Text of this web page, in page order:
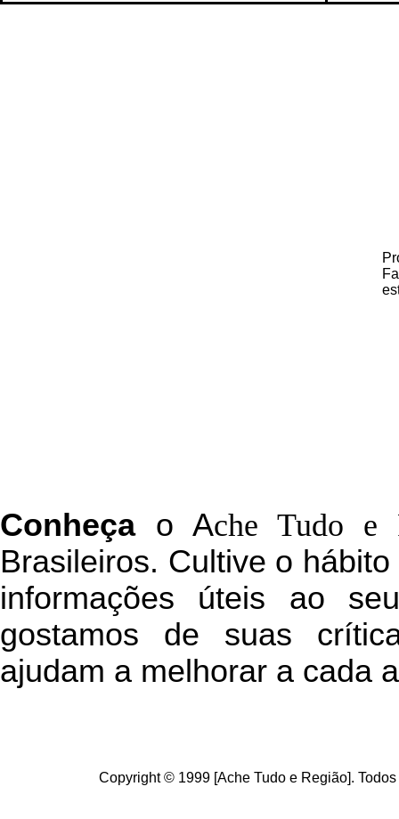
Conheçao Ache Tudo e
Brasileiros. Cultive o
informações úteis ao
gostamos de suas
ajudam a melhorar a cada
Copyright © 1999 [Ache Tudo e Região].